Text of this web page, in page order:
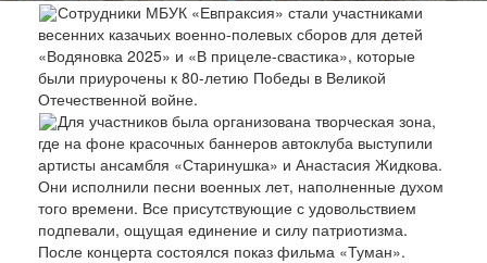
Сотрудники МБУК «Евпраксия» стали участниками
весенних казачьих военно-полевых сборов для детей
«Водяновка 2025» и «В прицеле-свастика», которые
были приурочены к 80-летию Победы в Великой
Отечественной войне.
Для участников была организована творческая зона,
где на фоне красочных баннеров автоклуба выступили
артисты ансамбля «Старинушка» и Анастасия Жидкова.
Они исполнили песни военных лет, наполненные духом
того времени. Все присутствующие с удовольствием
подпевали, ощущая единение и силу патриотизма.
После концерта состоялся показ фильма «Туман».